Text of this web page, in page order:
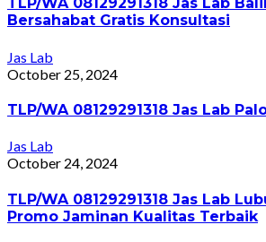
TLP/WA 08129291318 Jas Lab
Bersahabat Gratis Konsultasi
Jas Lab
October 25, 2024
TLP/WA 08129291318 Jas Lab
Jas Lab
October 24, 2024
TLP/WA 08129291318 Jas Lab
Promo Jaminan Kualitas Terbaik